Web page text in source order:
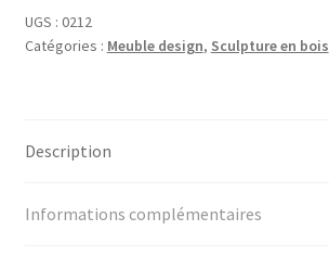
UGS : 0212
Catégories : Meuble design, Sculpture en bois
Description
Informations complémentaires